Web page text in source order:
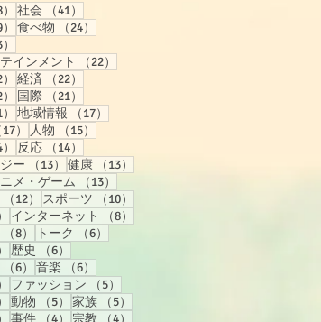
48件の記事
社会 （41）
39件の記事
食べ物 （24）
インメント
（22）
22件の記事
経済 （22）
22件の記事
国際 （21）
21件の記事
地域情報 （17）
17） 17件の記事
人物 （15）
14件の記事
反応 （14）
ー
（13） 13件の記事
健康 （13）
メ・ゲーム
（13）
（12） 12件の記事
スポーツ （10）
9件の記事
インターネット （8）
（8） 8件の記事
トーク （6）
6件の記事
歴史 （6）
（6） 6件の記事
音楽 （6）
6件の記事
ファッション （5）
5件の記事
動物 （5） 5件の記事
家族 （5）
5件の記事
事件 （4） 4件の記事
宗教 （4）